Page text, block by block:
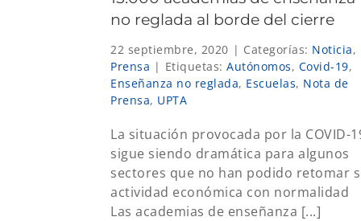
no reglada al borde del cierre
22 septiembre, 2020 | Categorías: Noticia,
Prensa | Etiquetas: Autónomos, Covid-19,
Enseñanza no reglada, Escuelas, Nota de
Prensa, UPTA
La situación provocada por la COVID-
sigue siendo dramática para algunos
sectores que no han podido retomar
actividad económica con normalidad
Las academias de enseñanza [...]